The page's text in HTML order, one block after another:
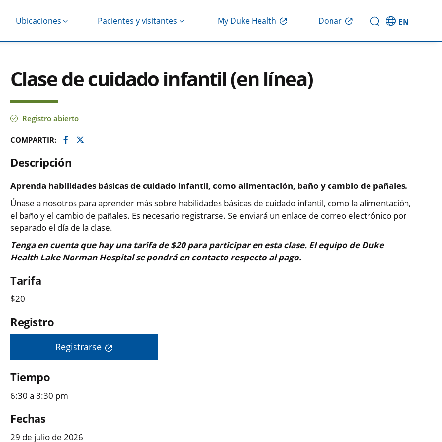
Ubicaciones Pacientes y visitantes My Duke Health Donar EN
Clase de cuidado infantil (en línea)
Registro abierto
COMPARTIR: Facebook
Twitter
Descripción
Aprenda habilidades básicas de cuidado infantil, como alimentación, baño y cambio de pañales.
Únase a nosotros para aprender más sobre habilidades básicas de cuidado infantil, como la alimentación,
el baño y el cambio de pañales. Es necesario registrarse. Se enviará un enlace de correo electrónico por
separado el día de la clase.
Tenga en cuenta que hay una tarifa de $20 para participar en esta clase. El equipo de Duke
Health Lake Norman Hospital se pondrá en contacto respecto al pago.
Tarifa
$20
Registro
Registrarse
Tiempo
6:30 a 8:30 pm
Fechas
29 de julio de 2026